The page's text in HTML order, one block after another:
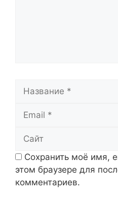
Название
Email
Сайт
Сохранить моё имя,
этом браузере для
комментариев.